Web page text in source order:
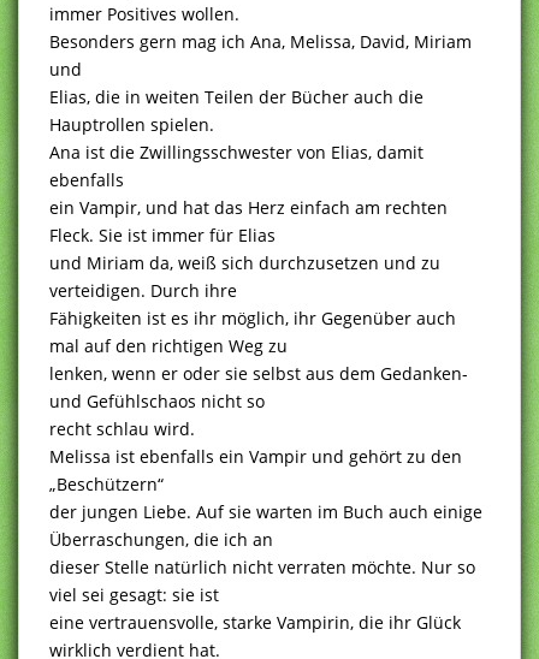
immer Positives wollen.
Besonders gern mag ich Ana, Melissa, David, Miriam
und
Elias, die in weiten Teilen der Bücher auch die
Hauptrollen spielen.
Ana ist die Zwillingsschwester von Elias, damit
ebenfalls
ein Vampir, und hat das Herz einfach am rechten
Fleck. Sie ist immer für Elias
und Miriam da, weiß sich durchzusetzen und zu
verteidigen. Durch ihre
Fähigkeiten ist es ihr möglich, ihr Gegenüber auch
mal auf den richtigen Weg zu
lenken, wenn er oder sie selbst aus dem Gedanken-
und Gefühlschaos nicht so
recht schlau wird.
Melissa ist ebenfalls ein Vampir und gehört zu den
„Beschützern“
der jungen Liebe. Auf sie warten im Buch auch einige
Überraschungen, die ich an
dieser Stelle natürlich nicht verraten möchte. Nur so
viel sei gesagt: sie ist
eine vertrauensvolle, starke Vampirin, die ihr Glück
wirklich verdient hat.